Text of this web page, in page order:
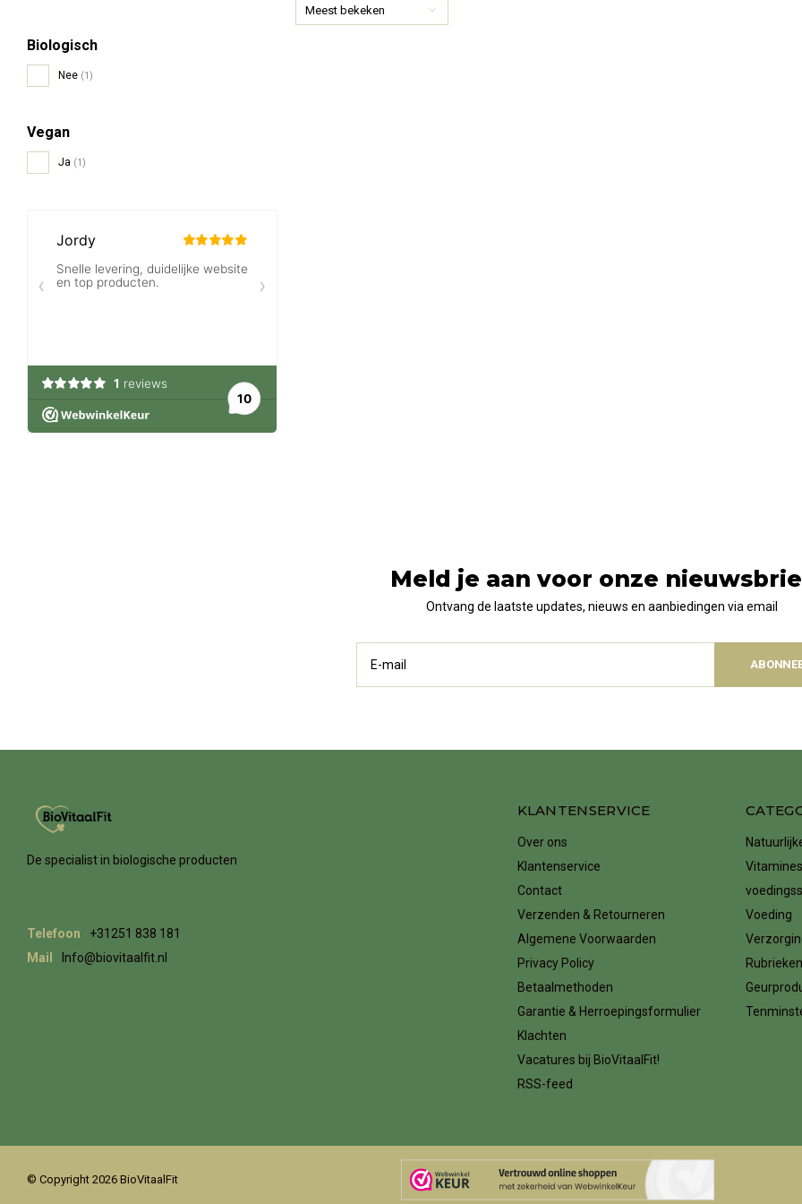
Biologisch
Nee (1)
Vegan
Ja (1)
Meest bekeken
Meld je aan voor onze
Ontvang de laatste updates, nieuws en aanbiedingen via email
De specialist in biologische producten
Telefoon
+31251 838 181
Mail
Info@biovitaalfit.nl
KLANTENSERVICE
Over ons
Klantenservice
Contact
Verzenden & Retourneren
Algemene Voorwaarden
Privacy Policy
Betaalmethoden
Garantie & Herroepingsformulier
Klachten
Vacatures bij BioVitaalFit!
RSS-feed
Voeding
Rubrieken
© Copyright 2026 BioVitaalFit